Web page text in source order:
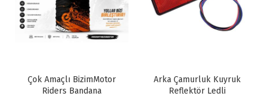
Çok Amaçlı BizimMotor
Riders Bandana
Arka Çamurluk Kuyruk
Reflektör Ledli